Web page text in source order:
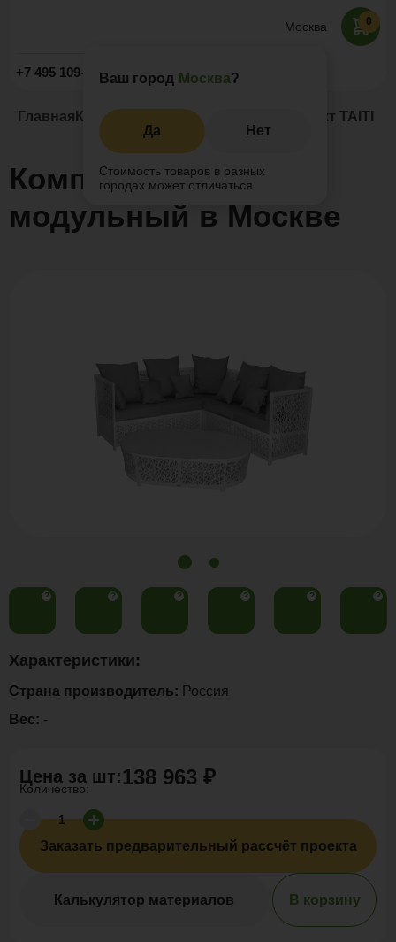
Москва
Ваш город Москва?
Да Нет
Стоимость товаров в разных
городах может отличаться
+7 495 109-52-09 Заказать звонок
0
Главная Каталог Комплекты мебели Комплект TAITI
Комплект TAITI
модульный в Москве
? ? ? ? ? ?
Цена за шт:138 963 ₽
Количество:
Заказать предварительный рассчёт проекта
Калькулятор материалов В корзину
Характеристики:
Страна производитель: Россия
Вес: -